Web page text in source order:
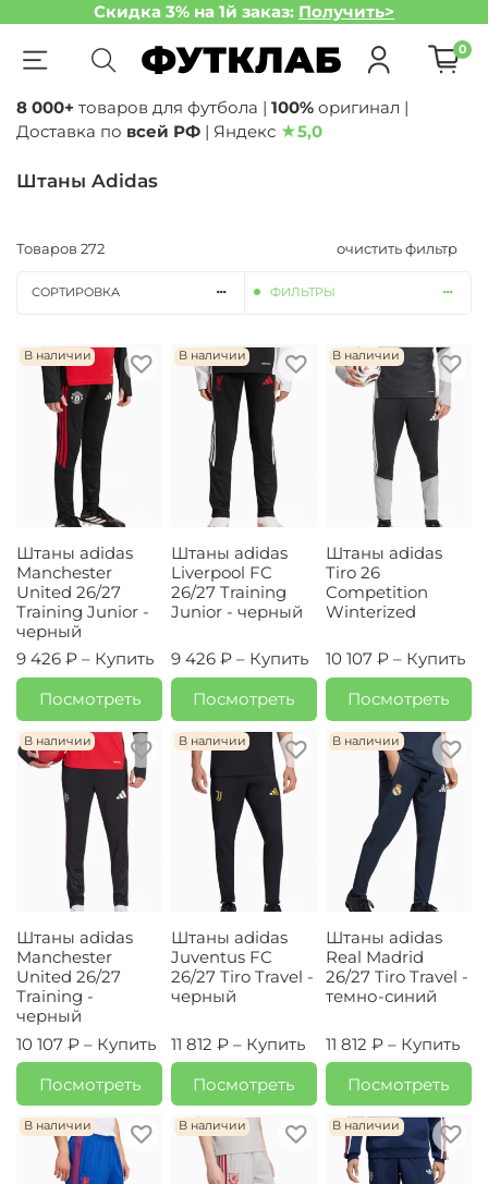
Скидка 3% на 1й заказ: Получить>
0
8 000+ товаров для футбола | 100% оригинал |
Доставка по всей РФ | Яндекс ★5,0
Штаны Adidas
Товаров 272 очистить фильтр
СОРТИРОВКА ФИЛЬТРЫ
В наличии
Штаны adidas
Manchester
United 26/27
Training Junior -
черный
9 426 ₽ – Купить
Посмотреть
В наличии
Штаны adidas
Liverpool FC
26/27 Training
Junior - черный
9 426 ₽ – Купить
Посмотреть
В наличии
Штаны adidas
Tiro 26
Competition
Winterized
10 107 ₽ – Купить
Посмотреть
В наличии
Штаны adidas
Manchester
United 26/27
Training -
черный
10 107 ₽ – Купить
Посмотреть
В наличии
Штаны adidas
Juventus FC
26/27 Tiro Travel -
черный
11 812 ₽ – Купить
Посмотреть
В наличии
Штаны adidas
Real Madrid
26/27 Tiro Travel -
темно-синий
11 812 ₽ – Купить
Посмотреть
В наличии В наличии В наличии